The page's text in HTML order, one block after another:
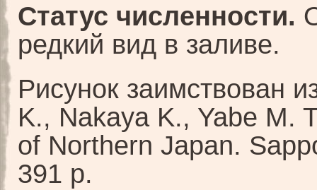
Статус численности.
редкий вид в заливе.
Рисунок заимствован
K., Nakaya K., Yabe M.
of Northern Japan.
391 p.